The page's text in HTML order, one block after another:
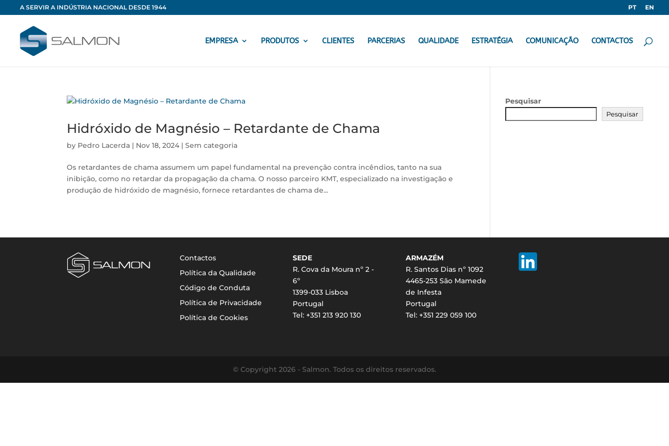
A SERVIR A INDÚSTRIA NACIONAL DESDE 1944 PT EN
EMPRESA PRODUTOS CLIENTES PARCERIAS QUALIDADE ESTRATÉGIA COMUNICAÇÃO CONTACTOS
Hidróxido de Magnésio – Retardante de Chama
by Pedro Lacerda | Nov 18, 2024 |Sem categoria
Os retardantes de chama assumem um papel fundamental na prevenção contra incêndios, tanto na sua
inibição, como no retardar da propagação da chama. O nosso parceiro KMT, especializado na investigação e
produção de hidróxido de magnésio, fornece retardantes de chama de...
Pesquisar
Pesquisar
Contactos
Política da Qualidade
Código de Conduta
Política de Privacidade
Política de Cookies
SEDE
R. Cova da Moura nº 2 -
6º
1399-033 Lisboa
Portugal
Tel: +351 213 920 130
ARMAZÉM
R. Santos Dias nº 1092
4465-253 São Mamede
de Infesta
Portugal
Tel: +351 229 059 100
© Copyright 2026 - Salmon. Todos os direitos reservados.